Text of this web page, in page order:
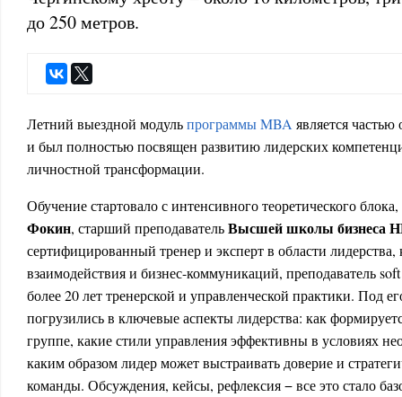
до 250 метров.
Летний выездной модульпрограммы MBA является частью
и был полностью посвящен развитию лидерских
личностной трансформации.
Обучение стартовало с интенсивного теоретического
Фокин, старший преподавательВысшей школы
сертифицированный тренер и эксперт в области
взаимодействия и бизнес-коммуникаций, преподаватель
более 20 лет тренерской и управленческой практики. Под
погрузились в ключевые аспекты лидерства: как
группе, какие стили управления эффективны в условиях
каким образом лидер может выстраивать доверие и
команды. Обсуждения, кейсы, рефлексия − все это стало